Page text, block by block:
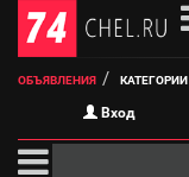
ОБЪЯВЛЕНИЯ КАТЕГОРИИ
Вход